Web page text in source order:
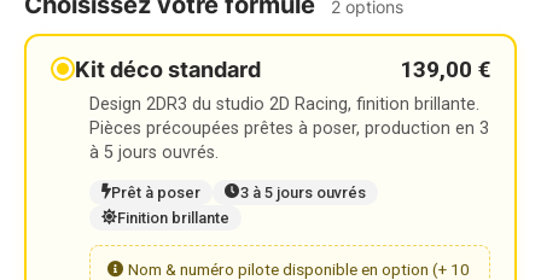
2 options
Kit déco standard 139,00 €
Design 2DR3 du studio 2D Racing, finition brillante.
Pièces précoupées prêtes à poser, production en 3
à 5 jours ouvrés.
Prêt à poser
3 à 5 jours ouvrés
Finition brillante
Nom & numéro pilote disponible en option (+ 10